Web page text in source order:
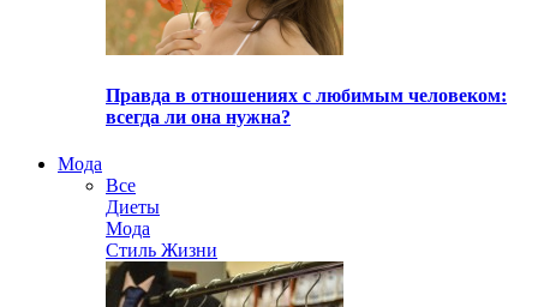
Правда в отношениях с любимым человеком:
всегда ли она нужна?
Мода
Все
Диеты
Мода
Стиль Жизни